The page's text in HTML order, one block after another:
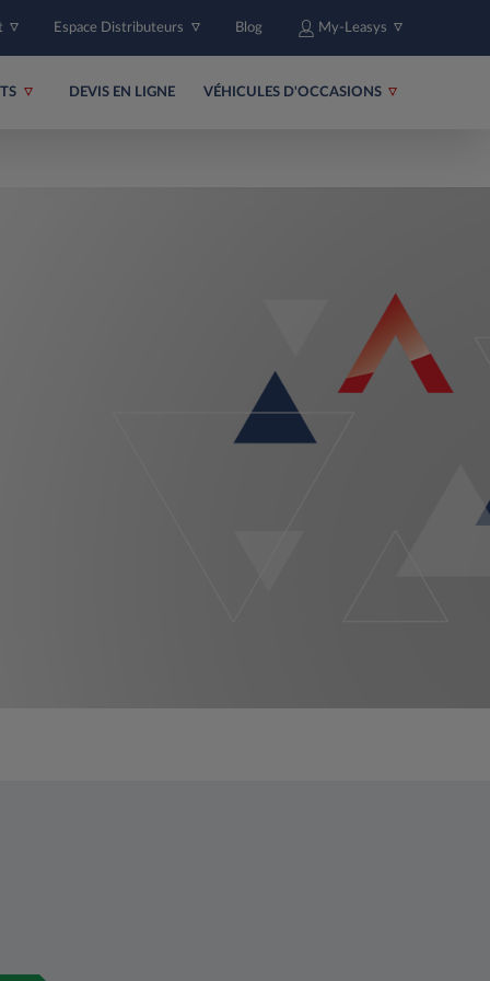
Espace Distributeurs Blog My-Leasys
DEVIS EN LIGNE VÉHICULES D'OCCASIONS